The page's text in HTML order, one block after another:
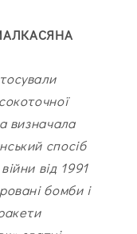
визначала
спосіб
від 1991
бомби і